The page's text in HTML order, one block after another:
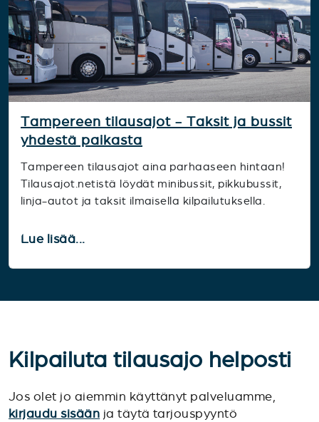
Tampereen tilausajot - Taksit ja bussit
yhdestä paikasta
Tampereen tilausajot aina parhaaseen hintaan!
Tilausajot.netistä löydät minibussit, pikkubussit,
linja-autot ja taksit ilmaisella kilpailutuksella.
Lue lisää...
Kilpailuta tilausajo helposti
Jos olet jo aiemmin käyttänyt palveluamme,
kirjaudu sisään ja täytä tarjouspyyntö